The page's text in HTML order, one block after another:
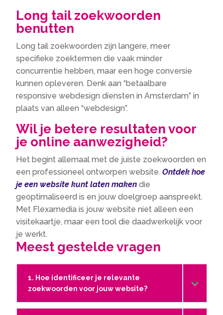
Long tail zoekwoorden
benutten
Long tail zoekwoorden zijn langere, meer
specifieke zoektermen die vaak minder
concurrentie hebben, maar een hoge conversie
kunnen opleveren.​ Denk aan “betaalbare
responsive webdesign diensten in Amsterdam” in
plaats van alleen “webdesign”.​
Wil je betere resultaten voor
je online aanwezigheid?
Het begint allemaal met de juiste zoekwoorden en
een professioneel ontworpen website.​Ontdek hoe
je een website kunt laten maken die
geoptimaliseerd is en jouw doelgroep aanspreekt.​
Met Flexamedia is jouw website niet alleen een
visitekaartje, maar een tool die daadwerkelijk voor
je werkt.​
Meest gestelde vragen
1. Hoe identificeer je relevante
zoekwoorden voor jouw website?